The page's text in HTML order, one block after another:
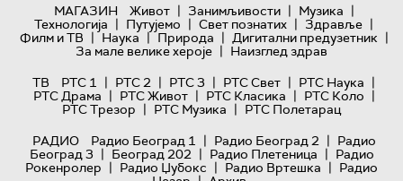
МАГАЗИН
Живот | Занимљивости | Музика |
Технологијa | Путујемо | Свет познатих | Здравље |
Филм и ТВ | Наука | Природа | Дигитални предузетник |
За мале велике хероје | Наизглед здрав
ТВ
РТС 1 | РТС 2 | РТС 3 | РТС Свет | РТС Наука |
РТС Драма | РТС Живот | РТС Класика | РТС Коло |
РТС Трезор | РТС Музика | РТС Полетарац
РАДИО
Радио Београд 1 | Радио Београд 2 | Радио
Београд 3 | Београд 202 | Радио Плетеница | Радио
Рокенролер | Радио Џубокс | Радио Вртешка | Радио